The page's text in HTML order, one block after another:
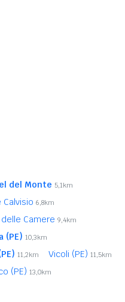
del Monte 5,1km
Calvisio 6,8km
Camere 9,4km
(PE) 10,3km
11,2km Vicoli (PE) 11,5km
(PE) 13,0km